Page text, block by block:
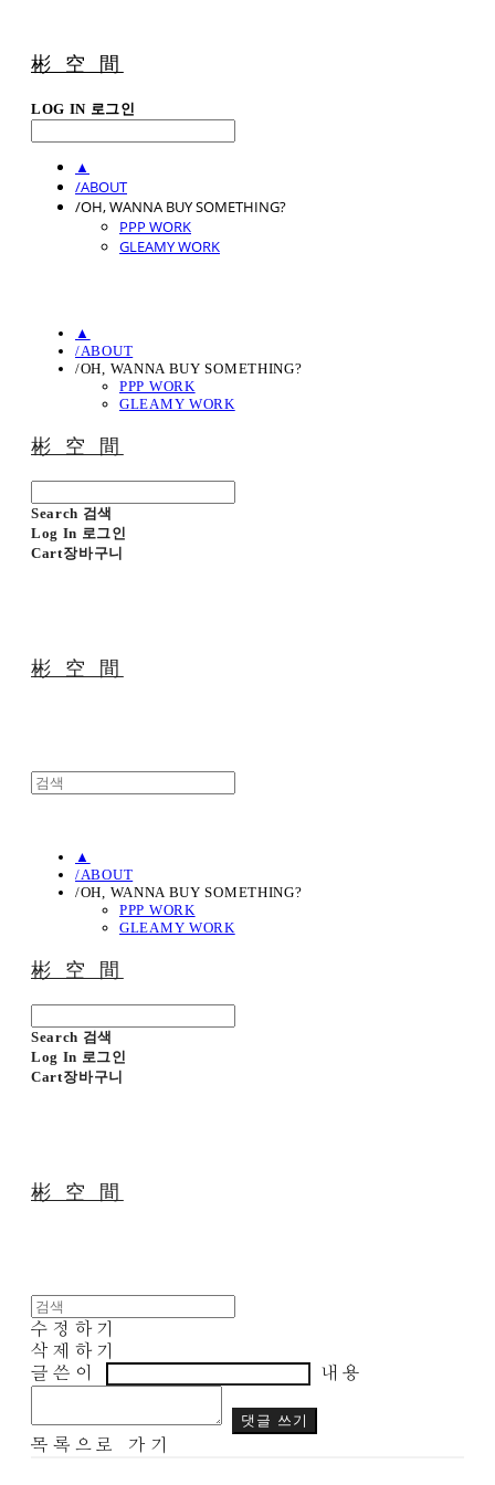
彬 空 間
LOG IN 로그인
▲
/ABOUT
/OH, WANNA BUY SOMETHING?
PPP WORK
GLEAMY WORK
▲
/ABOUT
/OH, WANNA BUY SOMETHING?
PPP WORK
GLEAMY WORK
彬 空 間
Search 검색
Log In 로그인
Cart장바구니
彬 空 間
▲
/ABOUT
/OH, WANNA BUY SOMETHING?
PPP WORK
GLEAMY WORK
彬 空 間
Search 검색
Log In 로그인
Cart장바구니
彬 空 間
수정하기
삭제하기
글쓴이
내용
댓글 쓰기
목록으로 가기